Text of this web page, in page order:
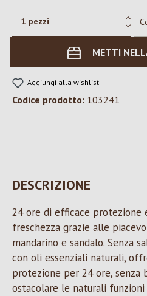
METTI
Aggiungi alla wishlist
Codice prodotto: 103241
DESCRIZIONE
24 ore di efficace protezione
freschezza grazie alle
mandarino e sandalo. Senza
con oli essenziali naturali,
protezione per 24 ore, senza
ostacolare le naturali funzioni